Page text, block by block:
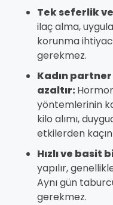
Tek seferlik
ilaç alma,
korunma
gerekmez.
Kadın
azaltır:
yöntemlerinin
kilo alımı,
etkilerden
Hızlı ve basit
yapılır,
Aynı gün
gerekmez.